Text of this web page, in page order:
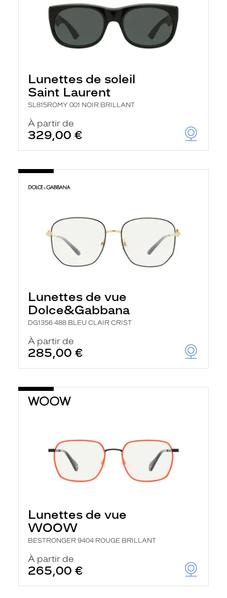
Lunettes de soleil
Saint Laurent
SL815ROMY 001 NOIR BRILLANT
À partir de
329,00 €
Lunettes de vue
Dolce&Gabbana
DG1356 488 BLEU CLAIR CRIST
À partir de
285,00 €
Lunettes de vue
WOOW
BESTRONGER 9404 ROUGE BRILLANT
À partir de
265,00 €